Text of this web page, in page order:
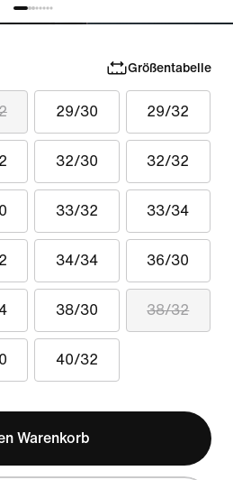
Größentabelle
29/30 29/32
32/30 32/32
33/32 33/34
34/34 36/30
38/30 38/32
40/32
Warenkorb